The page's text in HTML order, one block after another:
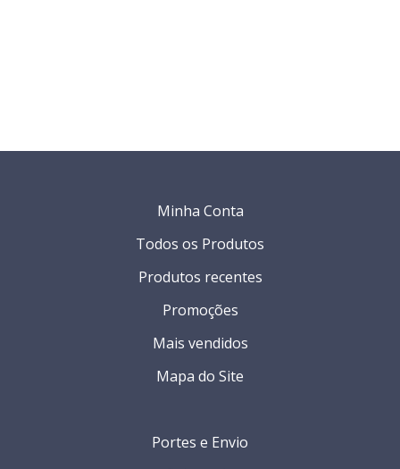
Portes e Envio
Minha Conta
Todos os Produtos
Produtos recentes
Promoções
Mais vendidos
Mapa do Site